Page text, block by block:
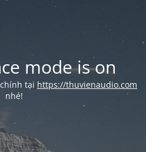
mode is on
tại https://thuvienaudio.com
nhé!